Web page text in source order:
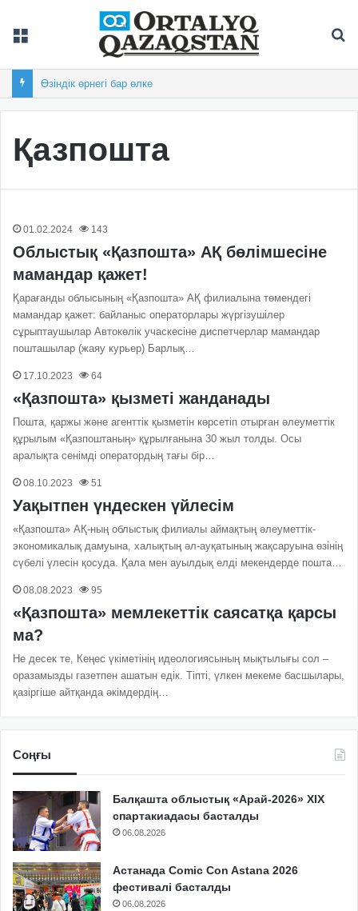
Өзіндік өрнегі бар өлке
Қазпошта
01.02.2024 143
Облыстық «Қазпошта» АҚ бөлімшесіне
мамандар қажет!
Қарағанды облысының «Қазпошта» АҚ филиалына төмендегі
мамандар қажет: байланыс операторлары жүргізушілер
сұрыптаушылар Автокөлік учаскесіне диспетчерлар мамандар
пошташылар (жаяу курьер) Барлық…
17.10.2023 64
«Қазпошта» қызметі жанданады
Пошта, қаржы және агенттік қызметін көрсетіп отырған әлеуметтік
құрылым «Қазпоштаның» құрылғанына 30 жыл толды. Осы
аралықта сенімді оператордың тағы бір…
08.10.2023 51
Уақытпен үндескен үйлесім
«Қазпошта» АҚ-ның облыстық филиалы аймақтың әлеуметтік-
экономикалық дамуына, халықтың әл-ауқатының жақсаруына өзінің
сүбелі үлесін қосуда. Қала мен ауылдық елді мекендерде пошта…
08.08.2023 95
«Қазпошта» мемлекеттік саясатқа қарсы
ма?
Не десек те, Кеңес үкіметінің идеологиясының мықтылығы сол –
оразамызды газетпен ашатын едік. Тіпті, үлкен мекеме басшылары,
қазіргіше айтқанда әкімдердің…
Соңғы
Балқашта облыстық «Арай-2026» XIX
спартакиадасы басталды
06.08.2026
Астанада Comic Con Astana 2026
фестивалі басталды
06.08.2026